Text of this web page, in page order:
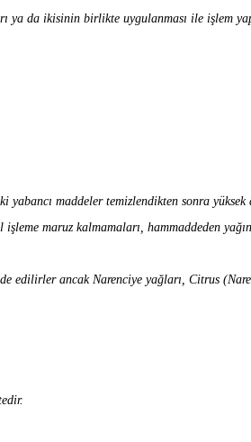
ya da ikisinin birlikte uygulanması ile işlem
maddeler temizlendikten sonra yüksek
maruz kalmamaları, hammaddeden
edilirler ancak Narenciye yağları, Citrus